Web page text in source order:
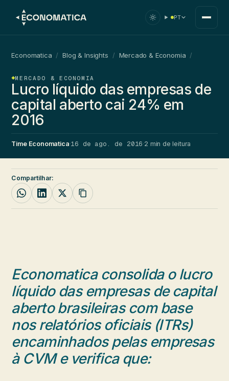
PT
Economatica / Blog & Insights / Mercado & Economia /
MERCADO & ECONOMIA
Lucro líquido das empresas de
capital aberto cai 24% em
2016
Time Economatica·16 de ago. de 2016·2 min de leitura
Compartilhar:
Economatica consolida o lucro
líquido das empresas de capital
aberto brasileiras com base
nos relatórios oficiais (ITRs)
encaminhados pelas empresas
à CVM e verifica que: